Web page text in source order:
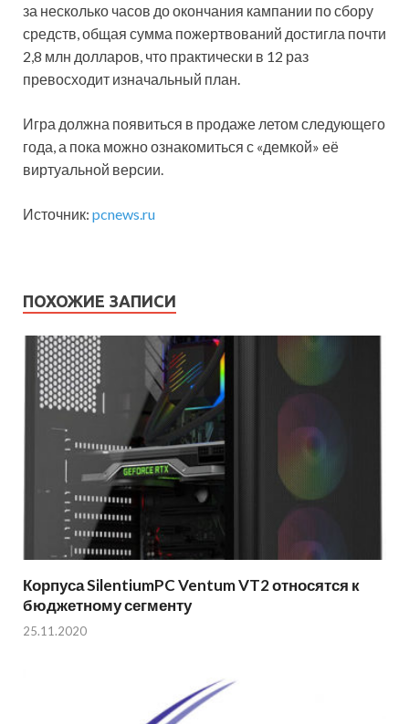
за несколько часов до окончания кампании по сбору
средств, общая сумма пожертвований достигла почти
2,8 млн долларов, что практически в 12 раз
превосходит изначальный план.
Игра должна появиться в продаже летом следующего
года, а пока можно ознакомиться с «демкой» её
виртуальной версии.
Источник: pcnews.ru
ПОХОЖИЕ ЗАПИСИ
Корпуса SilentiumPC Ventum VT2 относятся к
бюджетному сегменту
25.11.2020